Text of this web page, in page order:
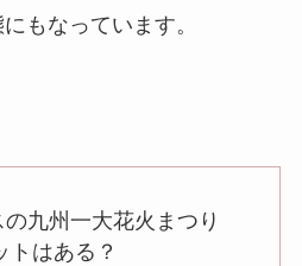
もなっています。
九州一大花火まつり
トはある？